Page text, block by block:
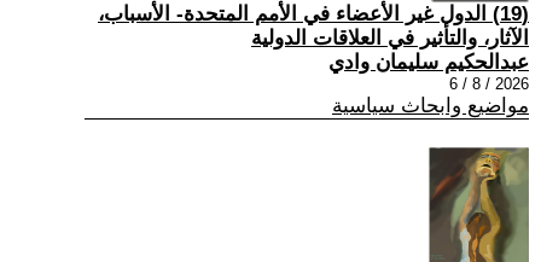
(19) الدول غير الأعضاء في الأمم المتحدة- الأسباب،
الآثار، والتأثير في العلاقات الدولية
عبدالحكيم سليمان وادي
2026 / 8 / 6
مواضيع وابحاث سياسية